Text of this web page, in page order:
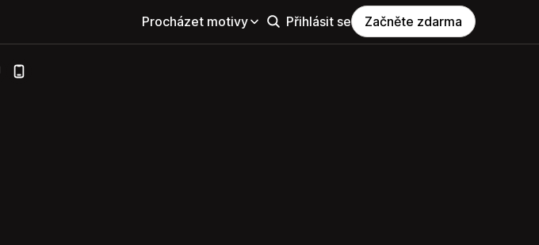
Procházet motivy Přihlásit se Začněte zdarma